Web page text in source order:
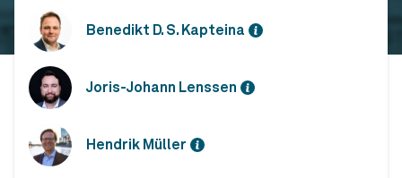
Benedikt D. S. Kapteina
Joris-Johann Lenssen
Hendrik Müller